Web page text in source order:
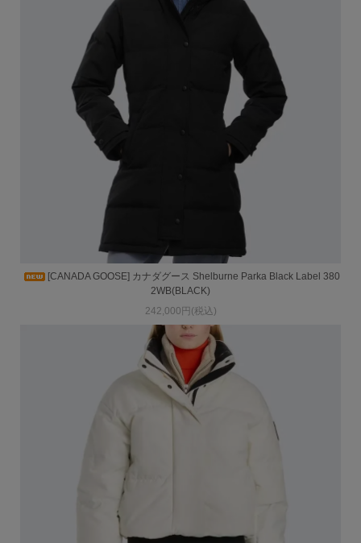
[CANADA GOOSE] カナダグース Shelburne Parka Black Label 380
2WB(BLACK)
242,000円(税込)